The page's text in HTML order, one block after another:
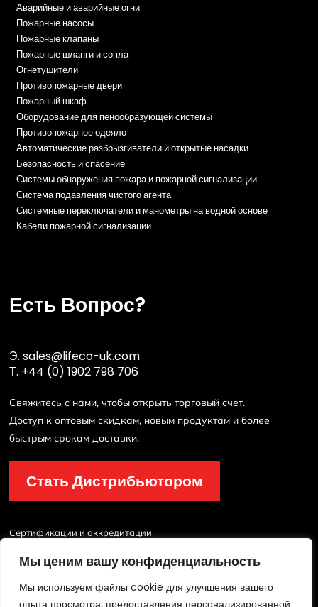
Мы ценим вашу конфиденциальность
Мы используем файлы cookie для улучшения вашего
опыта просмотра, предоставления персонализированной
Аварийные и аварийные огни
Пожарные насосы
Пожарные клапаны
Пожарные шланги и сопла
Огнетушители
Противопожарные двери
Пожарный шкаф
Оборудование для пенообразующей системы
Противопожарное одеяло
Автоматические разбрызгиватели и открытые насадки
Безопасность и спасение
Системы обнаружения пожара и пожарной сигнализации
Система подавления чистого агента
Системные переключатели и манометры на водной основе
Кабели пожарной сигнализации
Есть Вопрос?
Э.sales@lifeco-uk.com
Т. +44 (0) 1902 798 706
Свяжитесь с нами, чтобы открыть торговый счет.
Доступ к оптовым скидкам, новым продуктам и более
быстрым срокам доставки.
Стать Дистрибьютором
Сертификации и аккредитации